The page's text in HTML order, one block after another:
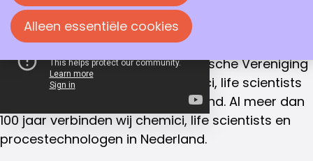
ONZE MISSIE
Samenwerking is de sleutel naar succes
De Koninklijke Nederlandse Chemische Vereniging
(KNCV) is hét netwerk van chemici, life scientists
en procestechnologen in Nederland. Al meer dan
100 jaar verbinden wij chemici, life scientists en
procestechnologen in Nederland.
Alleen essentiële cookies